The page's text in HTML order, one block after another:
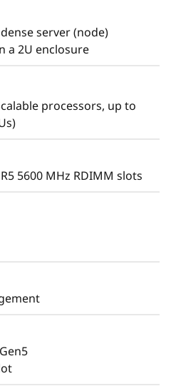
con hasta dos
Scalable de 64
doble de densidad de
en un centro
dimensiones.
de trabajo que
El The ThinkSystem
múltiples aplicaciones,
y aumentar la
virtual para
server (node)
a 2U enclosure
processors, up to
5600 MHz RDIMM slots